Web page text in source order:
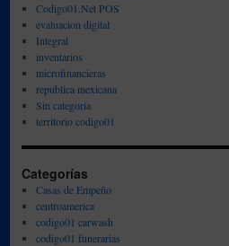
Codigo01.Net POS
evaluacion digital
Integral
inventarios
microfinancieras
republica mexicana
Sin categoría
territorio codigo01
Categorías
Casas de Empeño
centroamerica
codigo01 carwash
codigo01 funerarias